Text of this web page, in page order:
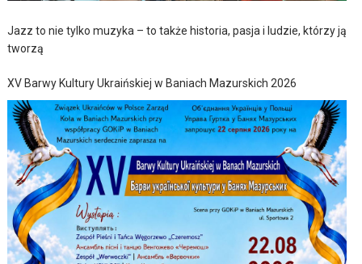
Jazz to nie tylko muzyka – to także historia, pasja i ludzie, którzy ją
tworzą
XV Barwy Kultury Ukraińskiej w Baniach Mazurskich 2026